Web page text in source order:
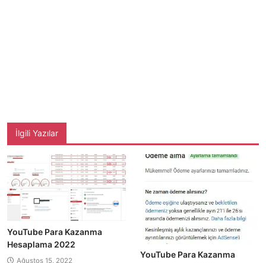
İlgili Yazılar
YouTube Para Kazanma
Hesaplama 2022
Ağustos 15, 2022
YouTube Para Kazanma